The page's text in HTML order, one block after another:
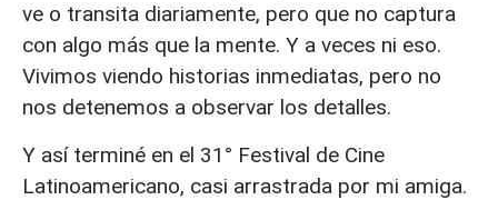
ve o transita diariamente, pero que no captura
con algo más que la mente. Y a veces ni eso.
Vivimos viendo historias inmediatas, pero no
nos detenemos a observar los detalles.
Y así terminé en el 31° Festival de Cine
Latinoamericano, casi arrastrada por mi amiga.